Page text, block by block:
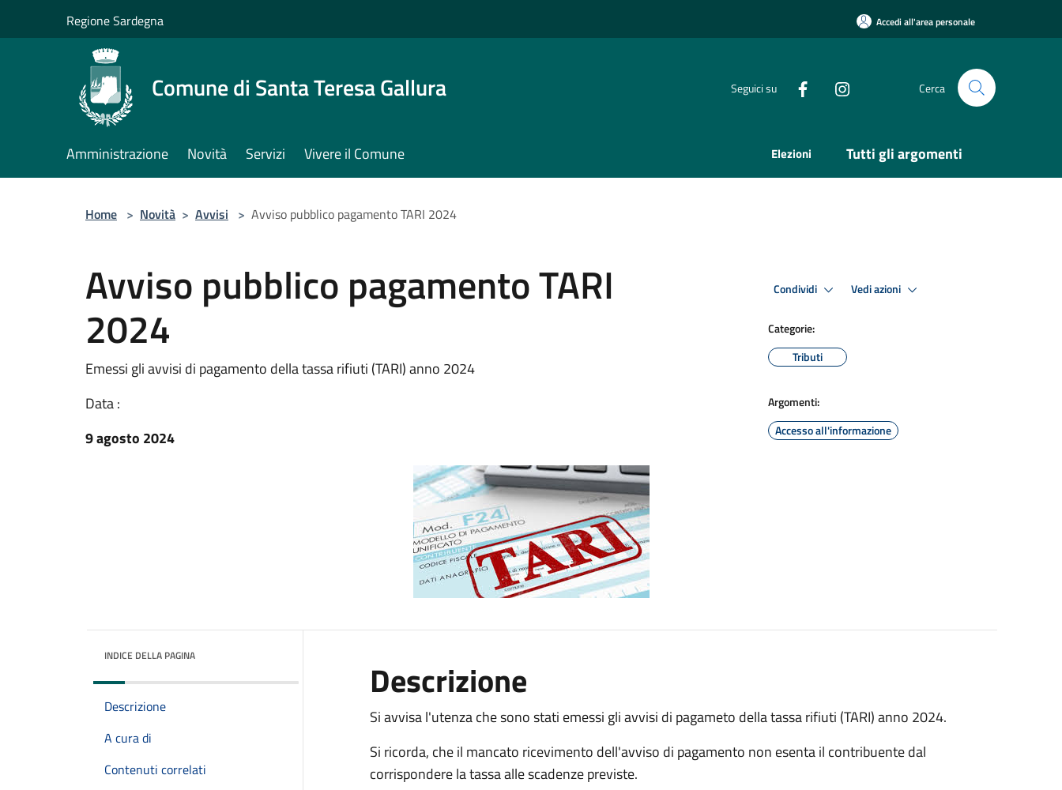
Regione Sardegna Accedi all'area personale
Comune di Santa Teresa Gallura Seguici su Cerca
Amministrazione Novità Servizi Vivere il Comune Elezioni Tutti gli argomenti
Home > Novità > Avvisi > Avviso pubblico pagamento TARI 2024
Avviso pubblico pagamento TARI
2024
Emessi gli avvisi di pagamento della tassa rifiuti (TARI) anno 2024
Data :
9 agosto 2024
Condividi Vedi azioni
Categorie:
Tributi
Argomenti:
Accesso all'informazione
INDICE DELLA PAGINA
Descrizione
A cura di
Contenuti correlati
Descrizione
Si avvisa l'utenza che sono stati emessi gli avvisi di pagameto della tassa rifiuti (TARI) anno 2024.
Si ricorda, che il mancato ricevimento dell'avviso di pagamento non esenta il contribuente dal
corrispondere la tassa alle scadenze previste.